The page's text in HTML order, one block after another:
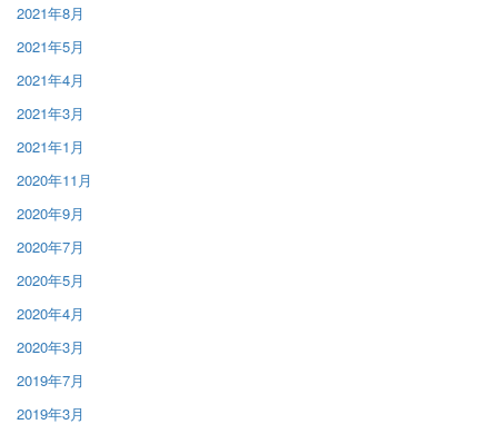
2021年8月
2021年5月
2021年4月
2021年3月
2021年1月
2020年11月
2020年9月
2020年7月
2020年5月
2020年4月
2020年3月
2019年7月
2019年3月